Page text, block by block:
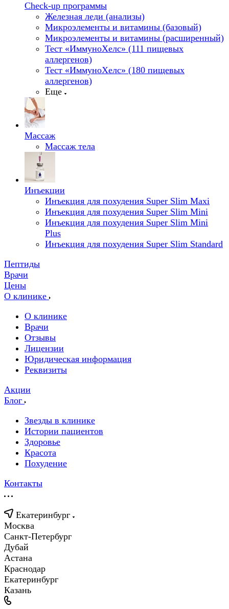
Check-up программы
Железная леди (анализы)
Микроэлементы и витамины (базовый)
Микроэлементы и витамины (расширенный)
Тест «ИммуноХелс» (111 пищевых
аллергенов)
Тест «ИммуноХелс» (180 пищевых
аллергенов)
Еще
Массаж
Массаж тела
Инъекции
Инъекция для похудения Super Slim Maxi
Инъекция для похудения Super Slim Mini
Инъекция для похудения Super Slim Mini
Plus
Инъекция для похудения Super Slim Standard
Пептиды
Врачи
Цены
О клинике
О клинике
Врачи
Отзывы
Лицензии
Юридическая информация
Реквизиты
Акции
Блог
Звезды в клинике
Истории пациентов
Здоровье
Красота
Похудение
Контакты
Екатеринбург
Москва
Санкт-Петербург
Дубай
Астана
Краснодар
Екатеринбург
Казань